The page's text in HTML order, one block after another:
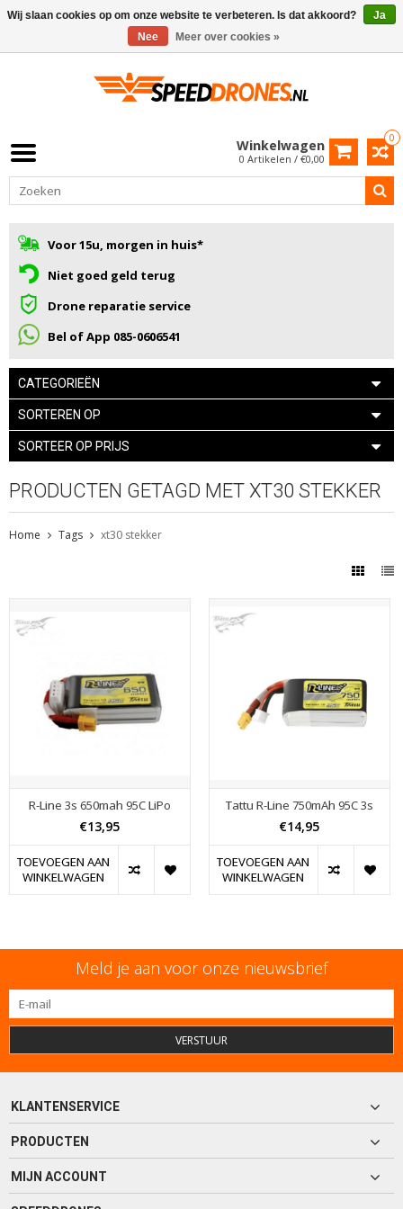
0
Winkelwagen
0 Artikelen / €0,00
Voor 15u, morgen in huis*
Niet goed geld terug
Drone reparatie service
Bel of App 085-0606541
CATEGORIEËN
SORTEREN OP
SORTEER OP PRIJS
PRODUCTEN GETAGD MET XT30 STEKKER
Home Tags xt30 stekker
R-Line 3s 650mah 95C LiPo
€13,95
TOEVOEGEN AAN
WINKELWAGEN
Tattu R-Line 750mAh 95C 3s
€14,95
TOEVOEGEN AAN
WINKELWAGEN
Meld je aan voor onze nieuwsbrief
VERSTUUR
KLANTENSERVICE
PRODUCTEN
MIJN ACCOUNT
Wij slaan cookies op om onze website te verbeteren. Is dat akkoord?
Ja
Nee
Meer over cookies »